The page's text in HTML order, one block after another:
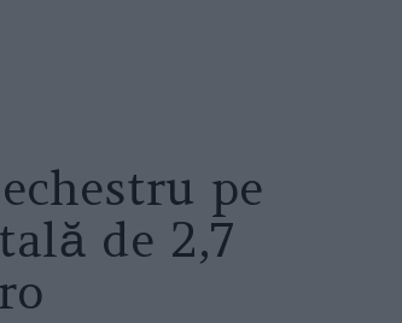
pe
de 2,7